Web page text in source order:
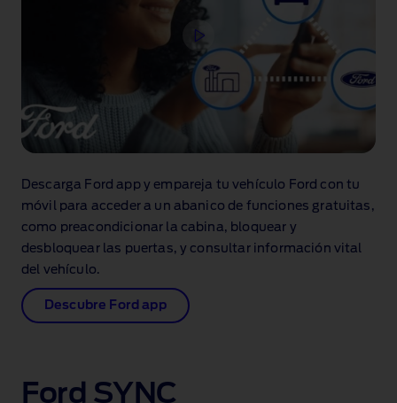
Descarga Ford app y empareja tu vehículo Ford con tu
móvil para acceder a un abanico de funciones gratuitas,
como preacondicionar la cabina, bloquear y
desbloquear las puertas, y consultar información vital
del vehículo.
Descubre Ford app
Ford SYNC